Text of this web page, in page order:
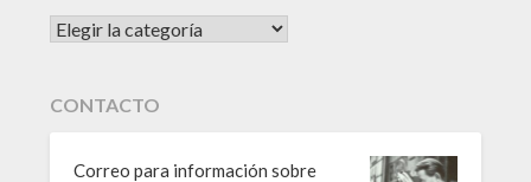
CATEGORÍAS
CONTACTO
Correo para información sobre